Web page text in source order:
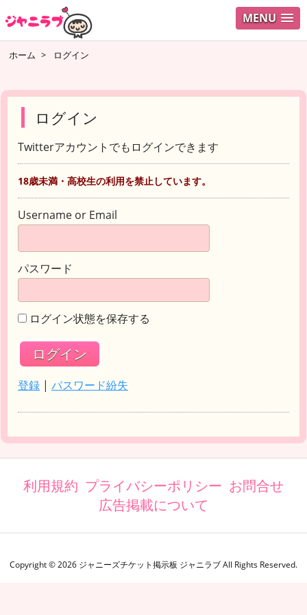
MENU
ホーム > ログイン
ログイン
Twitterアカウントでもログインできます
18歳未満・高校生の利用を禁止しています。
Username or Email
パスワード
ログイン状態を保存する
登録 | パスワード紛失
利用規約 プライバシーポリシー お問合せ
広告掲載について
Copyright ©2026 ジャニーズチケット掲示板 ジャニラブAll Rights Reserved.